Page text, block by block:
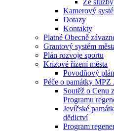
Ze služby
Kamerový
Dotazy
Kontakty
Platné Obecně
Grantový systém
Plán rozvoje sportu
Krizové řízení města
Povodňový
Péče o památky MPZ
Soutěž o Cenu
Programu
Jevíčské
dědictví
Program